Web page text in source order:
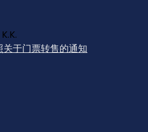
关于门票转售的通知